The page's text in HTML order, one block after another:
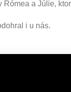
a Júlie,
i u nás.